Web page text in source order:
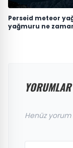
Perseid meteor
yağmuru ne
Henüz yorum